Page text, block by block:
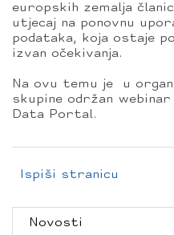
europskih zemalja
utjecaj na ponovnu
podataka, koja ostaje
izvan očekivanja.
Na ovu temu je u
skupine održan webinar
Data Portal.
Ispiši stranicu
Novosti